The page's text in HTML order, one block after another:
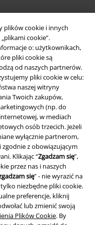
plików cookie i innych
cookie”.
o: użytkownikach,
pliki cookie są
od naszych partnerów.
pliki cookie w celu:
naszej witryny
Twoich zakupów,
(np. do
w mediach
osób trzecich. Jeżeli
wyłącznie partnerom,
z obowiązującym
Klikając “Zgadzam się”,
przez nas i naszych
się” - nie wyrazić na
niezbędne pliki cookie.
preferencje, kliknij
lub zmienić swoją
Plików Cookie. By